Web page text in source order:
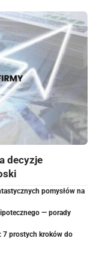
decyzje
pomysłów na
— porady
7 prostych kroków do